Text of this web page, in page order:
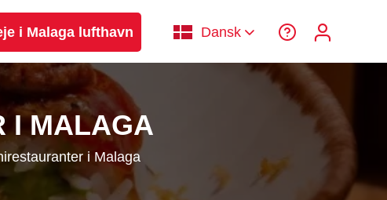
i Malaga lufthavn Dansk
I MALAGA
i Malaga